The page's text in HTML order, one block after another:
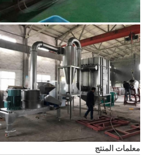
معلمات المنتج